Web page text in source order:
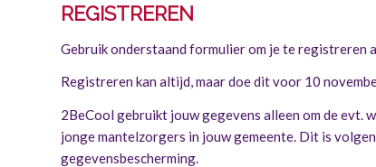
REGISTREREN
Gebruik onderstaand formulier om je te registreren
Registreren kan altijd, maar doe dit voor 10
2BeCool gebruikt jouw gegevens alleen om de evt.
jonge mantelzorgers in jouw gemeente. Dit is
gegevensbescherming.